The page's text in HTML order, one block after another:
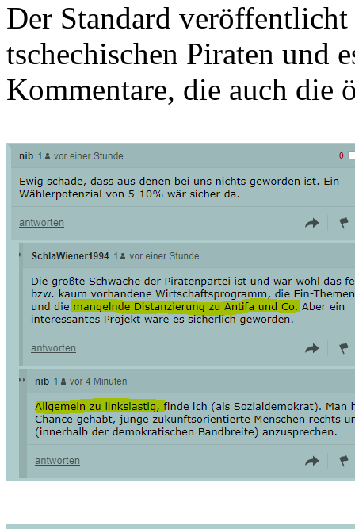
Der Standard
tschechischen Piraten und
Kommentare, die auch die